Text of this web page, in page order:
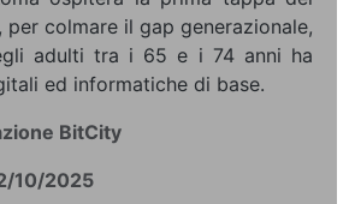
per colmare il gap generazionale,
adulti tra i 65 e i 74 anni ha
ed informatiche di base.
BitCity
10/2025